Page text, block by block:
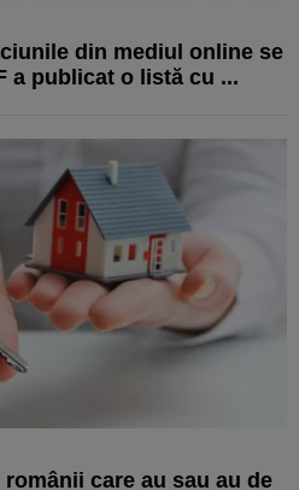
din mediul online se
a publicat o listă cu ...
care au sau au de